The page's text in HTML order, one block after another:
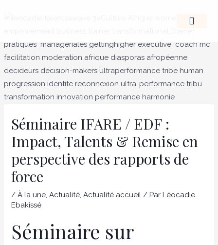
Séminaire IFARE / EDF :
Impact, Talents & Remise en
perspective des rapports de
force
/À la une,Actualité,Actualité accueil / ParLéocadie
Ebakissé
Séminaire sur